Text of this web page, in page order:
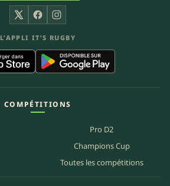
X FacebookInstagram
L’APPLI IT’S RUGBY
COMPÉTITIONS
Pro D2
Champions Cup
Toutes les compétitions